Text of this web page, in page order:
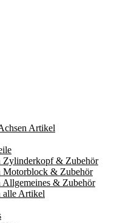
Artikel
Zylinderkopf & Zubehör
Motorblock & Zubehör
Allgemeines & Zubehör
alle Artikel